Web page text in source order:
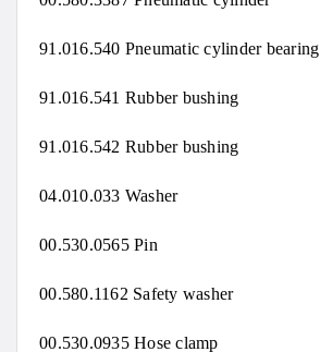
91.016.540 Pneumatic cylinder bearing
91.016.541 Rubber bushing
91.016.542 Rubber bushing
04.010.033 Washer
00.530.0565 Pin
00.580.1162 Safety washer
00.530.0935 Hose clamp